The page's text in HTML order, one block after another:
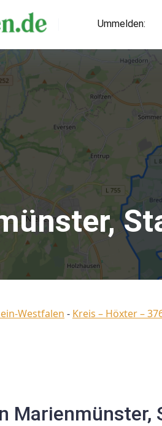
Ummelden:
Westfalen - Kreis – Höxter –